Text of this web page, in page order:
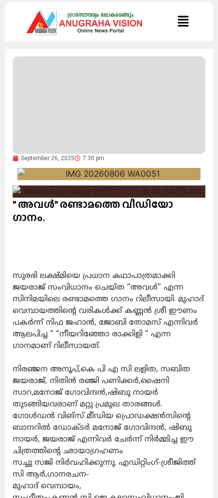
September 26, 2025 7:30 pm
” അവൾ” രണ്ടാമത്തെ വീഡിയോ
ഗാനം.
സുരഭി ലക്ഷ്മിയെ പ്രധാന കഥാപാത്രമാക്കി
ജയരാജ് സംവിധാനം ചെയ്ത “അവൾ” എന്ന
സിനിമയിലെ രണ്ടാമത്തെ ഗാനം റിലീസായി. മുഹാദ്
വെമ്പായത്തിന്റെ വരികൾക്ക് കണ്ണൻ ശ്രീ ഈണം
പകർന്ന് നിഫ ജഹാൻ, ജോബി തോമസ് എന്നിവർ
ആലപിച്ച ” “നീയറിഞ്ഞോ രാക്കിളി ” എന്ന
ഗാനമാണ് റിലീസായത്.
നിരഞ്ജന അനൂപ്,കെ പി എ സി ലളിത, സബിത
ജയരാജ്, നിതിൻ രഞ്ജി പണിക്കർ,ഷൈനി
സാറ,മനോജ് ഗോവിന്ദൻ,ഷിബു നായർ
തുടങ്ങിയവരാണ് മറ്റു പ്രമുഖ താരങ്ങൾ.
ഗോൾഡൻ വിങ്സ് മീഡിയ പ്രൊഡക്ഷൻസിന്റെ
ബാനറിൽ ഡോക്ടർ മനോജ് ഗോവിന്ദൻ, ഷിബു
നായർ, ജയരാജ് എന്നിവർ ചേർന്ന് നിർമ്മിച്ച ഈ
ചിത്രത്തിൻ്റെ ഛായാഗ്രഹണം
സച്ചു സജി നിർവഹിക്കുന്നു. എഡിറ്റിംഗ്-ശ്രീജിത്ത്
സി ആർ,ഗാനരചന-
മുഹാദ് വെമ്പായം,